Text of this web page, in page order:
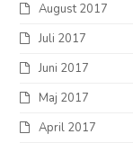
August 2017
Juli 2017
Juni 2017
Maj 2017
April 2017